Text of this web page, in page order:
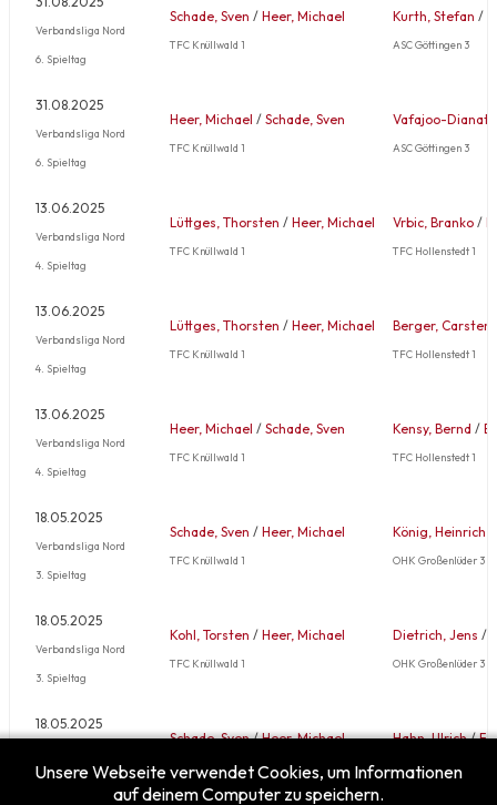
Verbandsliga Nord
6. Spieltag
Schade, Sven / Heer, Michael
TFC Knüllwald 1
Kurth, Stefan /
ASC Göttingen 3
31.08.2025
Verbandsliga Nord
6. Spieltag
Heer, Michael / Schade, Sven
TFC Knüllwald 1
Vafajoo-
ASC Göttingen 3
13.06.2025
Verbandsliga Nord
4. Spieltag
Lüttges, Thorsten / Heer, Michael
TFC Knüllwald 1
Vrbic, Branko /
TFC Hollenstedt 1
13.06.2025
Verbandsliga Nord
4. Spieltag
Lüttges, Thorsten / Heer, Michael
TFC Knüllwald 1
Berger, Carsten
TFC Hollenstedt 1
13.06.2025
Verbandsliga Nord
4. Spieltag
Heer, Michael / Schade, Sven
TFC Knüllwald 1
Kensy, Bernd /
TFC Hollenstedt 1
18.05.2025
Verbandsliga Nord
3. Spieltag
Schade, Sven / Heer, Michael
TFC Knüllwald 1
König, Heinrich
OHK Großenlüder 3
18.05.2025
Verbandsliga Nord
3. Spieltag
Kohl, Torsten / Heer, Michael
TFC Knüllwald 1
Dietrich, Jens /
OHK Großenlüder 3
18.05.2025
3. Spieltag
Schade, Sven/Heer, Michael
TFC Knüllwald 1
Hahn, Ulrich/
OHK Großenlüder 3
Unsere Webseite verwendet Cookies, um Informationen
auf deinem Computer zu speichern.